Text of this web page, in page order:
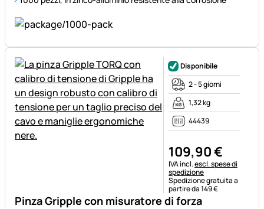
Pinza Gripple con misuratore di forza
Disponibile
2 - 5 giorni
1,32 kg
44439
109,90€
Informazioni fiscali:
IVA incl.escl. spese di
spedizione
Spedizione gratuita a
partire da 149 €